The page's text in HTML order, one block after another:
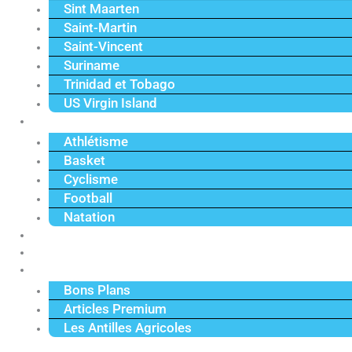
Sint Maarten
Saint-Martin
Saint-Vincent
Suriname
Trinidad et Tobago
US Virgin Island
Athlétisme
Basket
Cyclisme
Football
Natation
Bons Plans
Articles Premium
Les Antilles Agricoles